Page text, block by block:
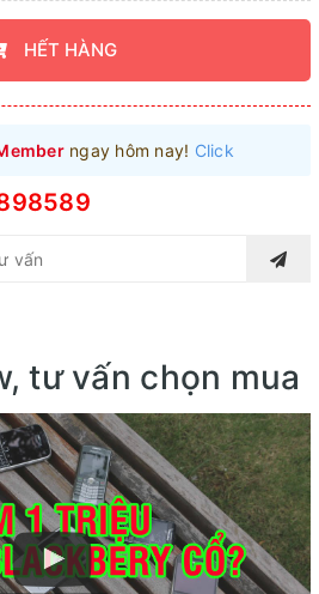
HẾT HÀNG
ngay hôm nay! Click
tư vấn chọn mua